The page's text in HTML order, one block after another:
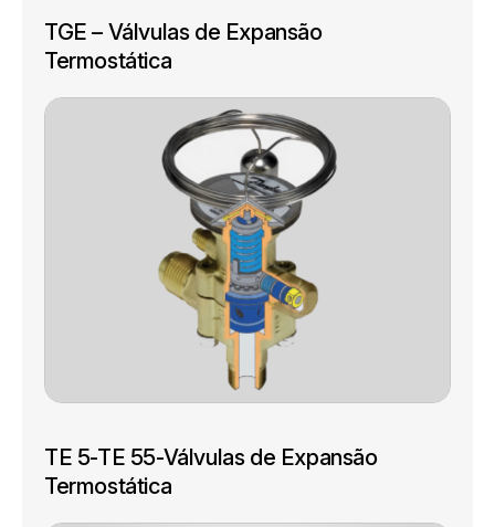
TGE – Válvulas de Expansão
Termostática
TE 5-TE 55-Válvulas de Expansão
Termostática